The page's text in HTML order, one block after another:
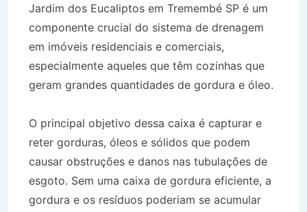
Jardim dos Eucaliptos em Tremembé SP é um
componente crucial do sistema de drenagem
em imóveis residenciais e comerciais,
especialmente aqueles que têm cozinhas que
geram grandes quantidades de gordura e óleo.
O principal objetivo dessa caixa é capturar e
reter gorduras, óleos e sólidos que podem
causar obstruções e danos nas tubulações de
esgoto. Sem uma caixa de gordura eficiente, a
gordura e os resíduos poderiam se acumular